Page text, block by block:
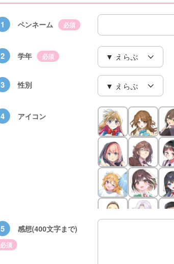
1 ペンネーム 必須
2 学年 必須
3 性別
4 アイコン
5 感想(400文字まで)
必須